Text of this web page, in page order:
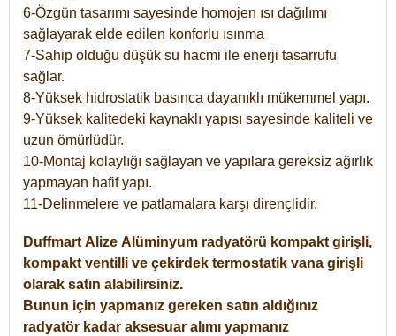
6-Özgün tasarımı sayesinde homojen ısı dağılımı
sağlayarak elde edilen konforlu ısınma
7-Sahip olduğu düşük su hacmi ile enerji tasarrufu
sağlar.
8-Yüksek hidrostatik basınca dayanıklı mükemmel yapı.
9-Yüksek kalitedeki kaynaklı yapısı sayesinde kaliteli ve
uzun ömürlüdür.
10-Montaj kolaylığı sağlayan ve yapılara gereksiz ağırlık
yapmayan hafif yapı.
11-Delinmelere ve patlamalara karşı dirençlidir.
Duffmart Alize Alüminyum radyatörü kompakt girişli,
kompakt ventilli ve çekirdek termostatik vana girişli
olarak satın alabilirsiniz.
Bunun için yapmanız gereken satın aldığınız
radyatör kadar aksesuar alımı yapmanız